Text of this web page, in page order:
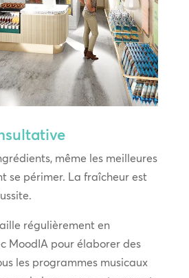
même les meilleures
se périmer. La fraîcheur est
régulièrement en
MoodIA pour élaborer des
les programmes musicaux